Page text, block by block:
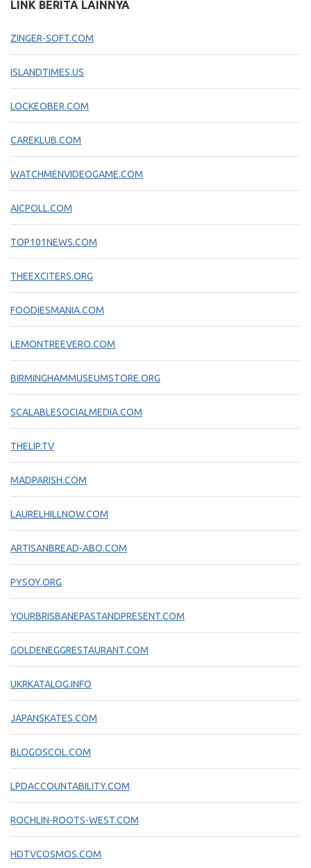
LINK BERITA LAINNYA
ZINGER-SOFT.COM
ISLANDTIMES.US
LOCKEOBER.COM
CAREKLUB.COM
WATCHMENVIDEOGAME.COM
AICPOLL.COM
TOP101NEWS.COM
THEEXCITERS.ORG
FOODIESMANIA.COM
LEMONTREEVERO.COM
BIRMINGHAMMUSEUMSTORE.ORG
SCALABLESOCIALMEDIA.COM
THELIP.TV
MADPARISH.COM
LAURELHILLNOW.COM
ARTISANBREAD-ABO.COM
PYSOY.ORG
YOURBRISBANEPASTANDPRESENT.COM
GOLDENEGGRESTAURANT.COM
UKRKATALOG.INFO
JAPANSKATES.COM
BLOGOSCOL.COM
LPDACCOUNTABILITY.COM
ROCHLIN-ROOTS-WEST.COM
HDTVCOSMOS.COM